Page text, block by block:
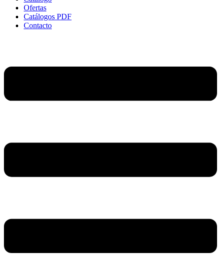
Ofertas
Catálogos PDF
Contacto